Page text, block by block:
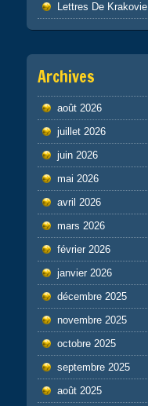
Lettres De Krakovie
Archives
août 2026
juillet 2026
juin 2026
mai 2026
avril 2026
mars 2026
février 2026
janvier 2026
décembre 2025
novembre 2025
octobre 2025
septembre 2025
août 2025